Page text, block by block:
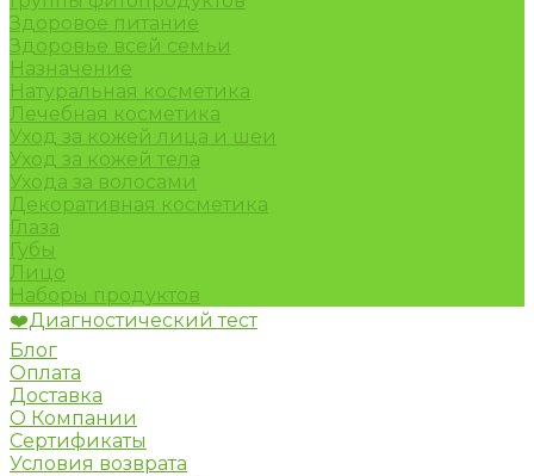
Здоровое питание
Здоровье всей семьи
Назначение
Натуральная косметика
Лечебная косметика
Уход за кожей лица и шеи
Уход за кожей тела
Ухода за волосами
Декоративная косметика
Глаза
Губы
Лицо
Наборы продуктов
❤️Диагностический тест
Блог
Оплата
Доставка
О Компании
Сертификаты
Условия возврата